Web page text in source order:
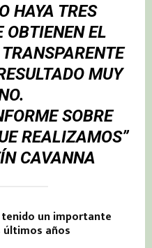
HAYA TRES
OBTIENEN EL
MUY
SOBRE
REALIZAMOS”
CAVANNA
un importante
últimos años